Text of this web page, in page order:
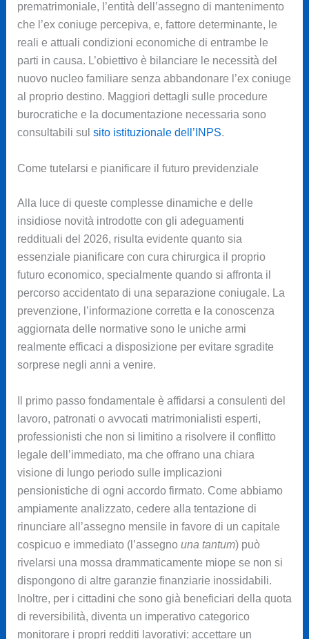
prematrimoniale, l’entità dell’assegno di mantenimento
che l’ex coniuge percepiva, e, fattore determinante, le
reali e attuali condizioni economiche di entrambe le
parti in causa. L’obiettivo è bilanciare le necessità del
nuovo nucleo familiare senza abbandonare l’ex coniuge
al proprio destino. Maggiori dettagli sulle procedure
burocratiche e la documentazione necessaria sono
consultabili sul sito istituzionale dell’INPS.
Come tutelarsi e pianificare il futuro previdenziale
Alla luce di queste complesse dinamiche e delle
insidiose novità introdotte con gli adeguamenti
reddituali del 2026, risulta evidente quanto sia
essenziale pianificare con cura chirurgica il proprio
futuro economico, specialmente quando si affronta il
percorso accidentato di una separazione coniugale. La
prevenzione, l’informazione corretta e la conoscenza
aggiornata delle normative sono le uniche armi
realmente efficaci a disposizione per evitare sgradite
sorprese negli anni a venire.
Il primo passo fondamentale è affidarsi a consulenti del
lavoro, patronati o avvocati matrimonialisti esperti,
professionisti che non si limitino a risolvere il conflitto
legale dell’immediato, ma che offrano una chiara
visione di lungo periodo sulle implicazioni
pensionistiche di ogni accordo firmato. Come abbiamo
ampiamente analizzato, cedere alla tentazione di
rinunciare all’assegno mensile in favore di un capitale
cospicuo e immediato (l’assegno una tantum) può
rivelarsi una mossa drammaticamente miope se non si
dispongono di altre garanzie finanziarie inossidabili.
Inoltre, per i cittadini che sono già beneficiari della quota
di reversibilità, diventa un imperativo categorico
monitorare i propri redditi lavorativi: accettare un